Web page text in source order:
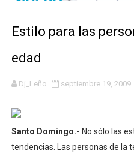
Un derrumbe en el
Condenan a dos
Estilo para las
edad
Dj_Leño septiembre 19, 2009
Santo Domingo.- No sólo las
tendencias. Las personas de la